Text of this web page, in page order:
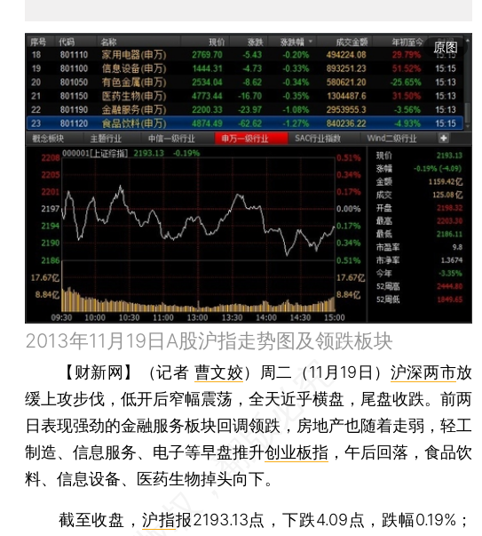
原图
2013年11月19日A股沪指走势图及领跌板块
【财新网】（记者 曹文姣） 周二（11月19日） 沪深两市放
缓上攻步伐，低开后窄幅震荡，全天近乎横盘，尾盘收跌。前两
日表现强劲的金融服务板块回调领跌，房地产也随着走弱，轻工
制造、信息服务、电子等早盘推升创业板指 ，午后回落，食品饮
料、信息设备、医药生物掉头向下。
截至收盘， 沪指报2193.13点，下跌4.09点，跌幅0.19%；